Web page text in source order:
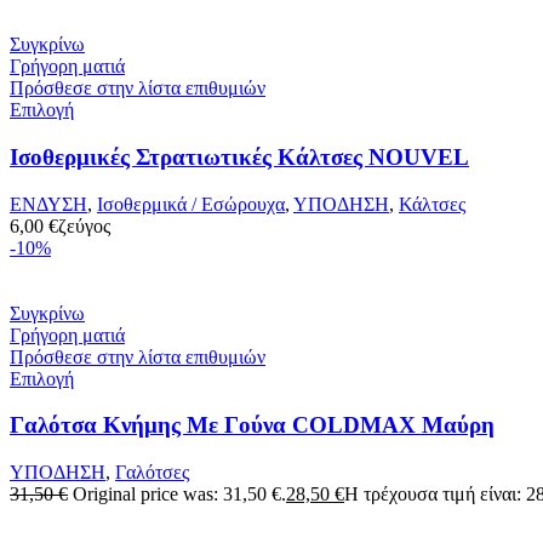
Συγκρίνω
Γρήγορη ματιά
Πρόσθεσε στην λίστα επιθυμιών
Επιλογή
Ισοθερμικές Στρατιωτικές Κάλτσες NOUVEL
ΕΝΔΥΣΗ, Ισοθερμικά / Εσώρουχα, ΥΠΟΔΗΣΗ, Κάλτσες
6,00 €ζεύγος
-10%
Συγκρίνω
Γρήγορη ματιά
Πρόσθεσε στην λίστα επιθυμιών
Επιλογή
Γαλότσα Κνήμης Με Γούνα COLDMAX Μαύρη
ΥΠΟΔΗΣΗ, Γαλότσες
31,50€ Original price was: 31,50 €.28,50 €Η τρέχουσα τιμή είναι: